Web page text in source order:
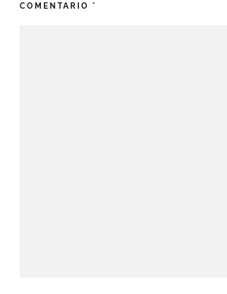
COMENTARIO *